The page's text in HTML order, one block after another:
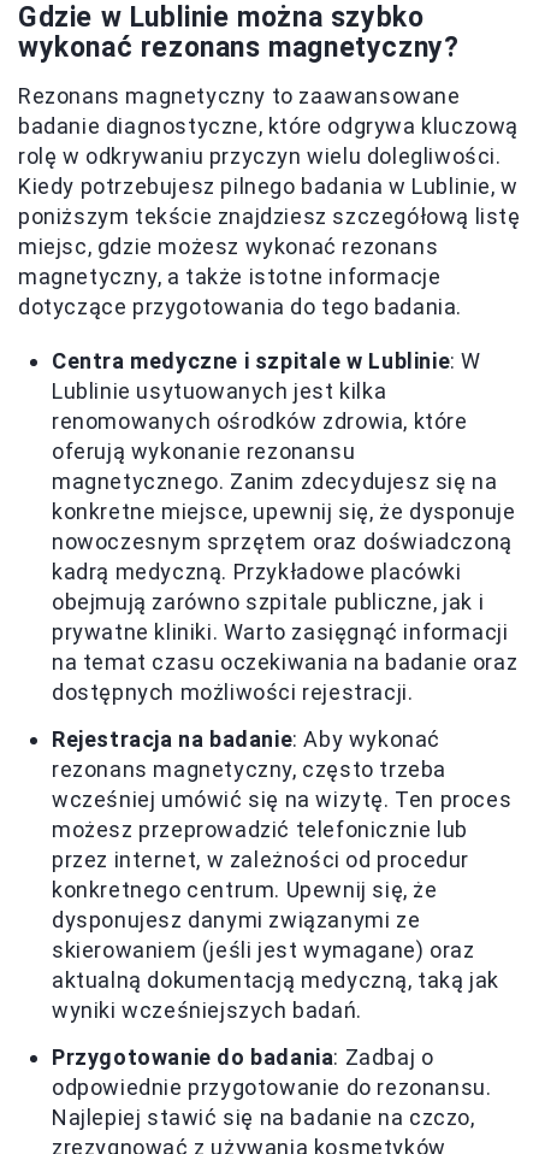
Gdzie w Lublinie można szybko
wykonać rezonans magnetyczny?
Rezonans magnetyczny to zaawansowane
badanie diagnostyczne, które odgrywa kluczową
rolę w odkrywaniu przyczyn wielu dolegliwości.
Kiedy potrzebujesz pilnego badania w Lublinie, w
poniższym tekście znajdziesz szczegółową listę
miejsc, gdzie możesz wykonać rezonans
magnetyczny, a także istotne informacje
dotyczące przygotowania do tego badania.
Centra medyczne i szpitale w Lublinie: W
Lublinie usytuowanych jest kilka
renomowanych ośrodków zdrowia, które
oferują wykonanie rezonansu
magnetycznego. Zanim zdecydujesz się na
konkretne miejsce, upewnij się, że dysponuje
nowoczesnym sprzętem oraz doświadczoną
kadrą medyczną. Przykładowe placówki
obejmują zarówno szpitale publiczne, jak i
prywatne kliniki. Warto zasięgnąć informacji
na temat czasu oczekiwania na badanie oraz
dostępnych możliwości rejestracji.
Rejestracja na badanie: Aby wykonać
rezonans magnetyczny, często trzeba
wcześniej umówić się na wizytę. Ten proces
możesz przeprowadzić telefonicznie lub
przez internet, w zależności od procedur
konkretnego centrum. Upewnij się, że
dysponujesz danymi związanymi ze
skierowaniem (jeśli jest wymagane) oraz
aktualną dokumentacją medyczną, taką jak
wyniki wcześniejszych badań.
Przygotowanie do badania: Zadbaj o
odpowiednie przygotowanie do rezonansu.
Najlepiej stawić się na badanie na czczo,
zrezygnować z używania kosmetyków